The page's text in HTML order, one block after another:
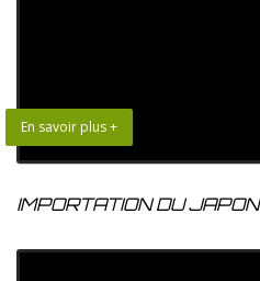
En savoir plus +
IMPORTATION DU JAPON